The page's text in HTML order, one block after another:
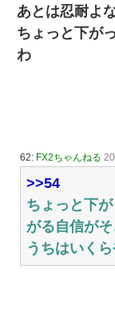
あとは忍耐よ
ちょっと下が
わ
62: FX2ちゃんねる
>>54
ちょっと下
がる自信が
うちはいく